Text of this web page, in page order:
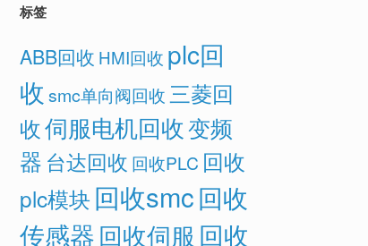
标签
ABB回收 HMI回收 plc回
收 smc单向阀回收三菱回
收伺服电机回收变频
器 台达回收 回收PLC 回收
plc模块 回收smc回收
传感器回收伺服 回收